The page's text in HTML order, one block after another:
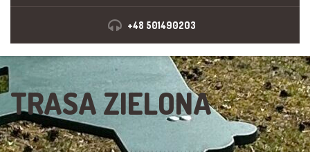
+48 501490203
TRASA ZIELONA